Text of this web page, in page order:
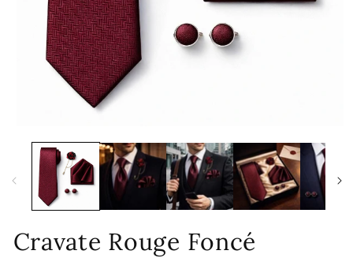
média
dans
fenêtre
modale
Cravate Rouge Foncé